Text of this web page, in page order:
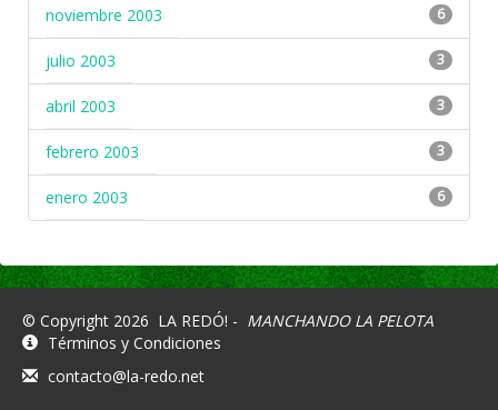
noviembre 2003 6
julio 2003 3
abril 2003 3
febrero 2003 3
enero 2003 6
© Copyright 2026 LA REDÓ! - MANCHANDO LA PELOTA
Términos y Condiciones
contacto@la-redo.net